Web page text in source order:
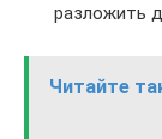
разложить
Читайте